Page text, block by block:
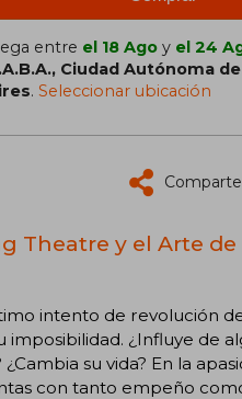
entre el 18 Ago y el 24
Ciudad Autónoma
. Seleccionar ubicación
Theatre y el Arte de
intento de revolución
imposibilidad. ¿Influye de
su vida? En la
con tanto empeño